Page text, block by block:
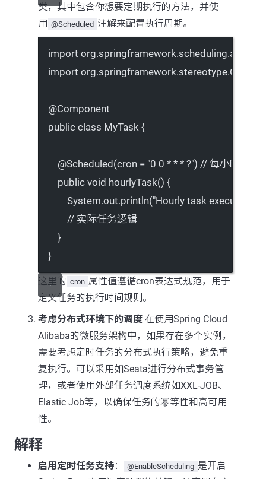
类，其中包含你想要定期执行的方法，并使
用 @Scheduled 注解来配置执行周期。
import
import
@Component
public class MyTask {
@Scheduled(cron = "0 0 * * * ?") // 每小时执行
public void hourlyTask() {
System.out.println("Hourly task executed at "
// 实际任务逻辑
}
}
这里的 cron 属性值遵循cron表达式规范，用于
定义任务的执行时间规则。
考虑分布式环境下的调度 在使用Spring Cloud
Alibaba的微服务架构中，如果存在多个实例，
需要考虑定时任务的分布式执行策略，避免重
复执行。可以采用如Seata进行分布式事务管
理，或者使用外部任务调度系统如XXL-JOB、
Elastic Job等，以确保任务的幂等性和高可用
性。
解释
启用定时任务支持： @EnableScheduling 是开启